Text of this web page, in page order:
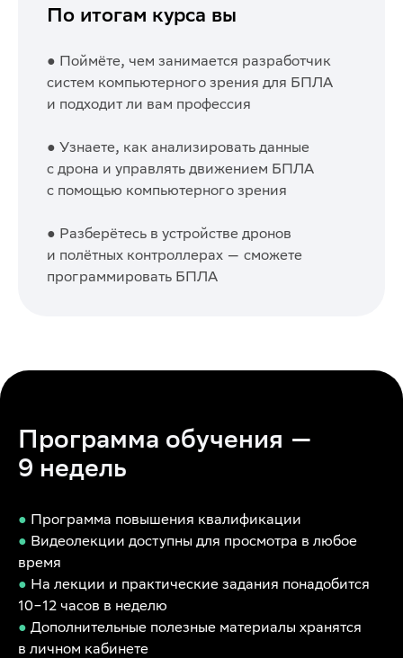
По итогам курса вы
● Поймёте, чем занимается разработчик
систем компьютерного зрения для БПЛА
и подходит ли вам профессия
● Узнаете, как анализировать данные
с дрона и управлять движением БПЛА
с помощью компьютерного зрения
● Разберётесь в устройстве дронов
и полётных контроллерах — сможете
программировать БПЛА
Программа обучения —
9 недель
● Программа повышения квалификации
● Видеолекции доступны для просмотра в любое
время
● На лекции и практические задания понадобится
10−12 часов в неделю
● Дополнительные полезные материалы хранятся
в личном кабинете